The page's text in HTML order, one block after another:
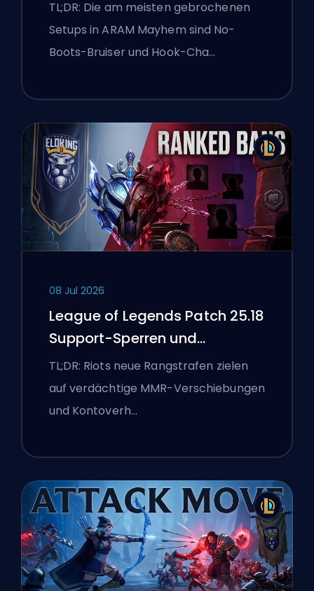
TL;DR: Die am meisten gebrochenen
Setups in ARAM Mayhem sind No-
Boots-Bruiser und Hook-Cha…
08 Jul 2026
League of Legends Patch 25.18
Support-Sperren und
Boosting-Flaggen
TL;DR: Riots neue Rangstrafen zielen
auf verdächtige MMR-Verschiebungen
und Kontoverh…